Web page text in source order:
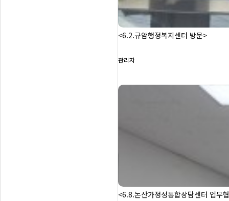
<6.2.규암행정복지센터 방문>
관리자
<6.8.논산가정성통합상담센터 업무